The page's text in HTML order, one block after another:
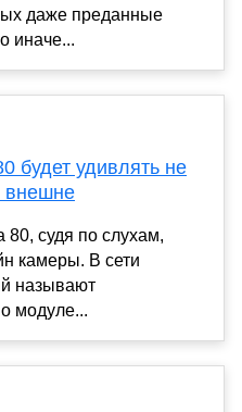
даже преданные
иначе...
будет удивлять не
внешне
судя по слухам,
камеры. В сети
называют
модуле...